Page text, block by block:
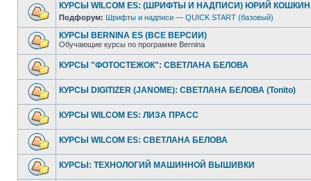
КУРСЫ WILCOM ES: (ШРИФТЫ И НАДПИСИ) ЮРИЙ КОШКИН
Подфорум: Шрифты и надписи — QUICK START (базовый)
КУРСЫ BERNINA ES (ВСЕ ВЕРСИИ)
Обучающие курсы по программе Bernina
КУРСЫ "ФОТОСТЕЖОК": СВЕТЛАНА БЕЛОВА
КУРСЫ DIGITIZER (JANOME): СВЕТЛАНА БЕЛОВА (Tonito)
КУРСЫ WILCOM ES: ЛИЗА ПРАСС
КУРСЫ WILCOM ES: СВЕТЛАНА БЕЛОВА
КУРСЫ: ТЕХНОЛОГИЙ МАШИННОЙ ВЫШИВКИ